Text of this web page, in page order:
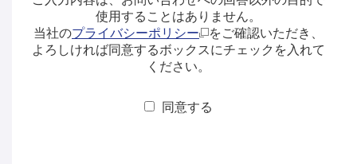
使用することはありません。
当社のプライバシーポリシー
をご確認いただき、
よろしければ同意するボックスにチェックを入れて
ください。
同意する